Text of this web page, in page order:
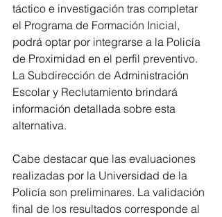
táctico e investigación tras completar
el Programa de Formación Inicial,
podrá optar por integrarse a la Policía
de Proximidad en el perfil preventivo.
La Subdirección de Administración
Escolar y Reclutamiento brindará
información detallada sobre esta
alternativa.
Cabe destacar que las evaluaciones
realizadas por la Universidad de la
Policía son preliminares. La validación
final de los resultados corresponde al